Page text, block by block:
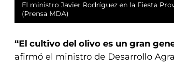
El ministro Javier Rodríguez en la Fiesta
(Prensa MDA)
“El cultivo del olivo es un gran
afirmó el ministro de Desarrollo